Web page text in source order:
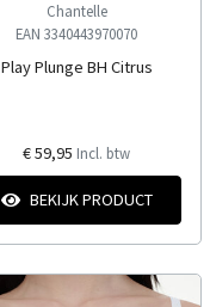
Chantelle
EAN 3340443970070
Play Plunge BH Citrus
€ 59,95 Incl. btw
BEKIJK PRODUCT